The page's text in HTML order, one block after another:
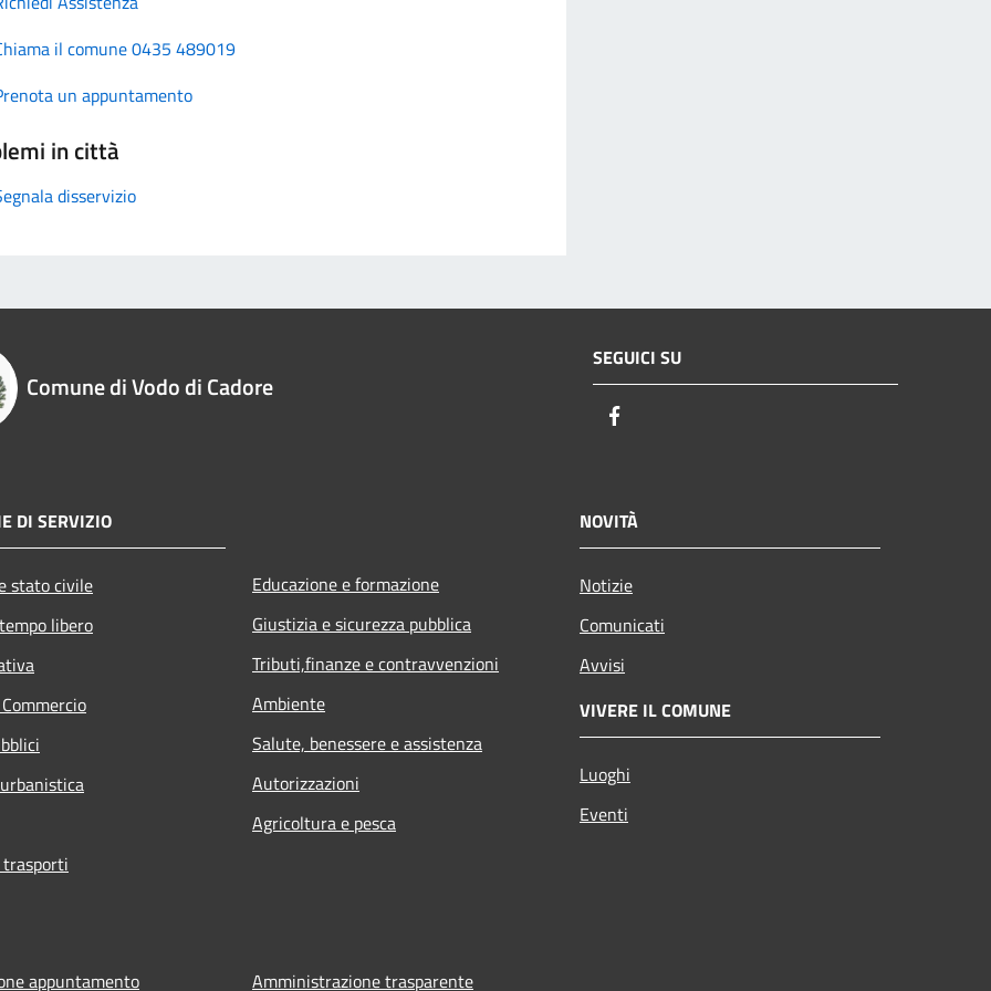
il comune 0435 489019
un appuntamento
in città
disservizio
Comune di Vodo di Cadore
SEGUICI SU
DI SERVIZIO
stato civile
libero
Educazione e formazione
Giustizia e sicurezza pubblica
Tributi,finanze e contravvenzioni
Ambiente
Salute, benessere e assistenza
Autorizzazioni
Agricoltura e pesca
NOVITÀ
Notizie
Comunicati
Avvisi
VIVERE IL COMUNE
Luoghi
Eventi
appuntamento Amministrazione trasparente